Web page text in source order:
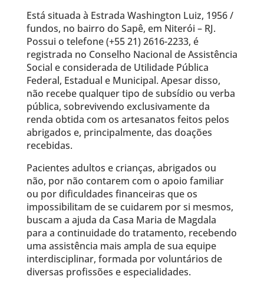
Está situada à Estrada Washington Luiz, 1956 /
fundos, no bairro do Sapê, em Niterói – RJ.
Possui o telefone (+55 21) 2616-2233, é
registrada no Conselho Nacional de Assistência
Social e considerada de Utilidade Pública
Federal, Estadual e Municipal. Apesar disso,
não recebe qualquer tipo de subsídio ou verba
pública, sobrevivendo exclusivamente da
renda obtida com os artesanatos feitos pelos
abrigados e, principalmente, das doações
recebidas.
Pacientes adultos e crianças, abrigados ou
não, por não contarem com o apoio familiar
ou por dificuldades financeiras que os
impossibilitam de se cuidarem por si mesmos,
buscam a ajuda da Casa Maria de Magdala
para a continuidade do tratamento, recebendo
uma assistência mais ampla de sua equipe
interdisciplinar, formada por voluntários de
diversas profissões e especialidades.